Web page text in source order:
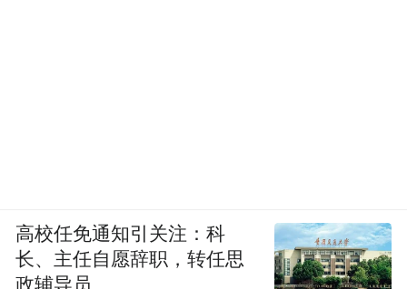
高校任免通知引关注：科
长、主任自愿辞职，转任思
政辅导员